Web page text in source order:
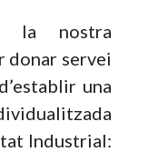
i la nostra
donar servei
una
Industrial: